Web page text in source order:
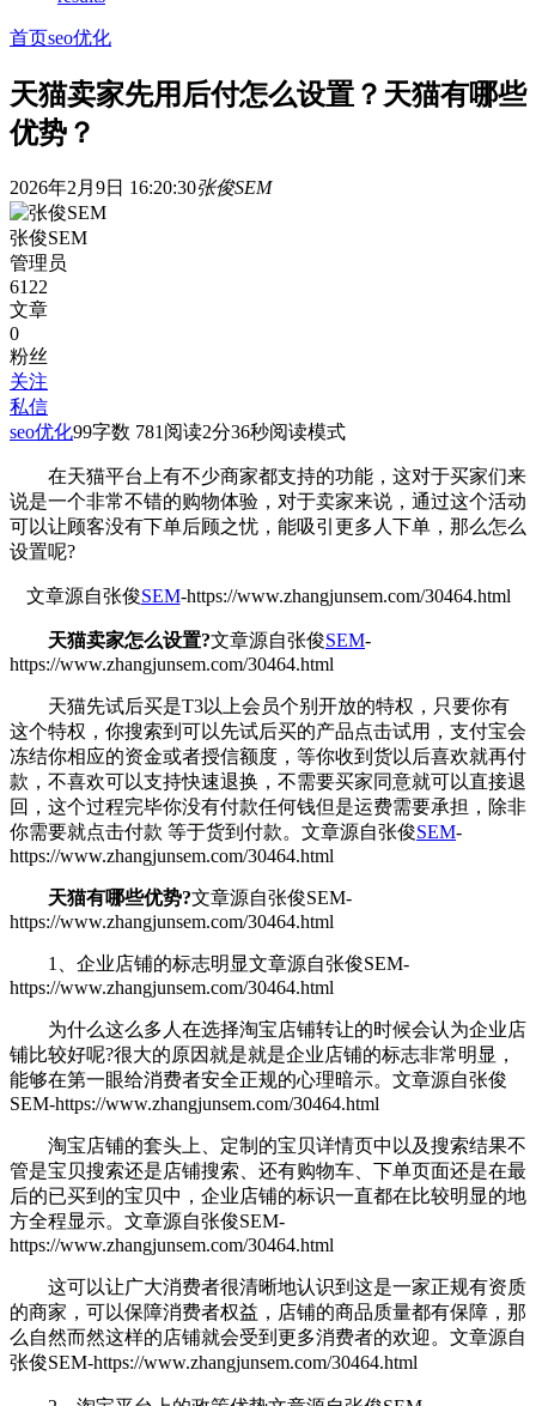
首页seo优化
天猫卖家先用后付怎么设置？天猫有哪些
优势？
2026年2月9日 16:20:30张俊SEM
张俊SEM
管理员
6122
文章
0
粉丝
关注
私信
seo优化99字数 781 阅读2分36秒阅读模式
在天猫平台上有不少商家都支持的功能，这对于买家们来
说是一个非常不错的购物体验，对于卖家来说，通过这个活动
可以让顾客没有下单后顾之忧，能吸引更多人下单，那么怎么
设置呢?
文章源自张俊SEM-https://www.zhangjunsem.com/30464.html
天猫卖家怎么设置?文章源自张俊SEM-
https://www.zhangjunsem.com/30464.html
天猫先试后买是T3以上会员个别开放的特权，只要你有
这个特权，你搜索到可以先试后买的产品点击试用，支付宝会
冻结你相应的资金或者授信额度，等你收到货以后喜欢就再付
款，不喜欢可以支持快速退换，不需要买家同意就可以直接退
回，这个过程完毕你没有付款任何钱但是运费需要承担，除非
你需要就点击付款 等于货到付款。 文章源自张俊SEM-
https://www.zhangjunsem.com/30464.html
天猫有哪些优势?文章源自张俊SEM-
https://www.zhangjunsem.com/30464.html
1、企业店铺的标志明显文章源自张俊SEM-
https://www.zhangjunsem.com/30464.html
为什么这么多人在选择淘宝店铺转让的时候会认为企业店
铺比较好呢?很大的原因就是就是企业店铺的标志非常明显，
能够在第一眼给消费者安全正规的心理暗示。 文章源自张俊
SEM-https://www.zhangjunsem.com/30464.html
淘宝店铺的套头上、定制的宝贝详情页中以及搜索结果不
管是宝贝搜索还是店铺搜索、还有购物车、下单页面还是在最
后的已买到的宝贝中，企业店铺的标识一直都在比较明显的地
方全程显示。 文章源自张俊SEM-
https://www.zhangjunsem.com/30464.html
这可以让广大消费者很清晰地认识到这是一家正规有资质
的商家，可以保障消费者权益，店铺的商品质量都有保障，那
么自然而然这样的店铺就会受到更多消费者的欢迎。 文章源自
张俊SEM-https://www.zhangjunsem.com/30464.html